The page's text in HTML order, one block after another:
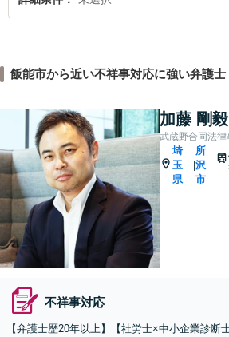
飯能市から近い不祥事対応に強い弁護士
加藤 剛毅
武蔵野合同法律
埼
玉
県
所
沢
市
不祥事対応
【弁護士歴20年以上】【社労士×中小企業診断